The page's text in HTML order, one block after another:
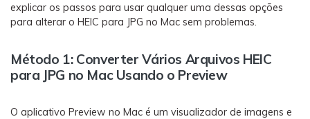
explicar os passos para usar qualquer uma dessas opções
para alterar o HEIC para JPG no Mac sem problemas.
Método 1: Converter Vários Arquivos HEIC
para JPG no Mac Usando o Preview
O aplicativo Preview no Mac é um visualizador de imagens e